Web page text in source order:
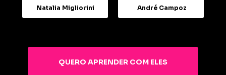
QUERO APRENDER COM ELES
Natalia Migliorini André Campoz